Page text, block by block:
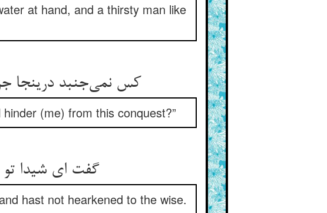
at hand, and a thirsty man like
کس نمی‌جنبد درینجا
(me) from this conquest?”
گفت ای شیدا تو
hast not hearkened to the wise.